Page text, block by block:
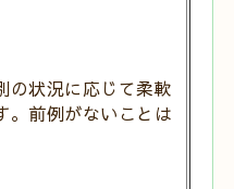
の状況に応じて柔軟
前例がないことは